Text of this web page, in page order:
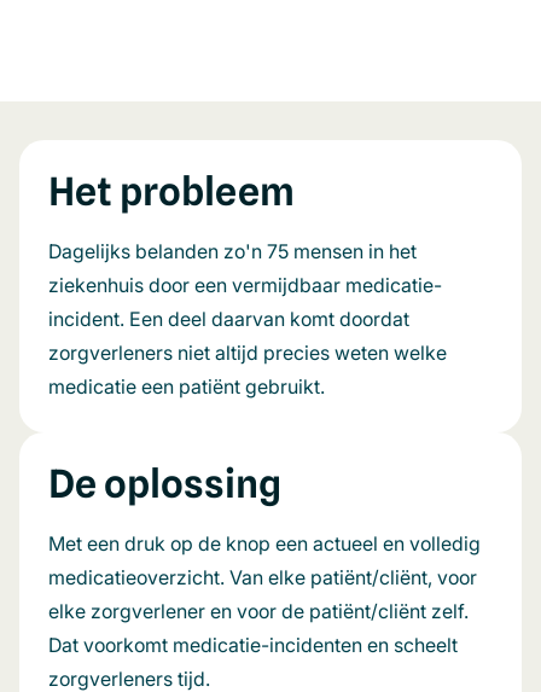
Het probleem
Dagelijks belanden zo'n 75 mensen in het
ziekenhuis door een vermijdbaar medicatie-
incident. Een deel daarvan komt doordat
zorgverleners niet altijd precies weten welke
medicatie een patiënt gebruikt.
De oplossing
Met een druk op de knop een actueel en volledig
medicatieoverzicht. Van elke patiënt/cliënt, voor
elke zorgverlener en voor de patiënt/cliënt zelf.
Dat voorkomt medicatie-incidenten en scheelt
zorgverleners tijd.